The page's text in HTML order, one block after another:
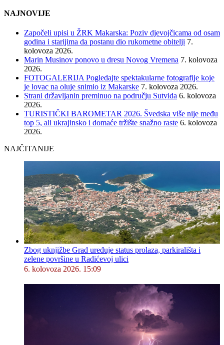
NAJNOVIJE
Započeli upisi u ŽRK Makarska: Poziv djevojčicama od osam
godina i starijima da postanu dio rukometne obitelji 7.
kolovoza 2026.
Marin Musinov ponovo u dresu Novog Vremena 7. kolovoza
2026.
FOTOGALERIJA Pogledajte spektakularne fotografije koje
je lovac na oluje snimio iz Makarske 7. kolovoza 2026.
Strani državljanin preminuo na području Sutvida 6. kolovoza
2026.
TURISTIČKI BAROMETAR 2026. Švedska više nije među
top 5, ali ukrajinsko i domaće tržište snažno raste 6. kolovoza
2026.
NAJČITANIJE
Zbog uknjižbe Grad uređuje status prolaza, parkirališta i
zelene površine u Radićevoj ulici
6. kolovoza 2026. 15:09